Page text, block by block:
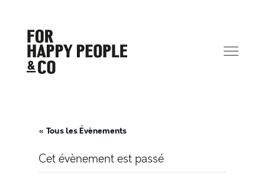
« Tous les Évènements
Cet évènement est passé